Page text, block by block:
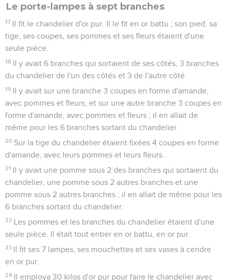
Le porte-lampes à sept branches
17 Il fit le chandelier d'or pur. Il le fit en or battu ; son pied, sa
tige, ses coupes, ses pommes et ses fleurs étaient d'une
seule pièce.
18 Il y avait 6 branches qui sortaient de ses côtés, 3 branches
du chandelier de l'un des côtés et 3 de l'autre côté.
19 Il y avait sur une branche 3 coupes en forme d'amande,
avec pommes et fleurs, et sur une autre branche 3 coupes en
forme d'amande, avec pommes et fleurs ; il en allait de
même pour les 6 branches sortant du chandelier.
20 Sur la tige du chandelier étaient fixées 4 coupes en forme
d'amande, avec leurs pommes et leurs fleurs.
21 Il y avait une pomme sous 2 des branches qui sortaient du
chandelier, une pomme sous 2 autres branches et une
pomme sous 2 autres branches ; il en allait de même pour les
6 branches sortant du chandelier.
22 Les pommes et les branches du chandelier étaient d'une
seule pièce. Il était tout entier en or battu, en or pur.
23 Il fit ses 7 lampes, ses mouchettes et ses vases à cendre
en or pur.
24 Il employa 30 kilos d'or pur pour faire le chandelier avec